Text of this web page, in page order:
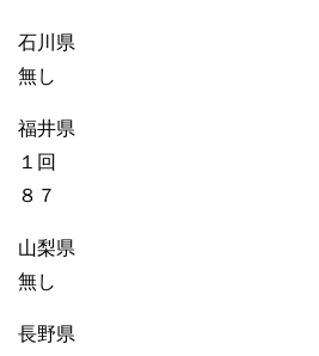
石川県
無し
福井県
１回
８７
山梨県
無し
長野県